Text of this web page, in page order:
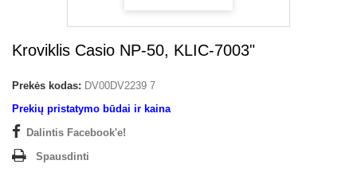
Kroviklis Casio NP-50, KLIC-7003"
Prekės kodas: DV00DV2239 7
Prekių pristatymo būdai ir kaina
Dalintis Facebook'e!
Spausdinti